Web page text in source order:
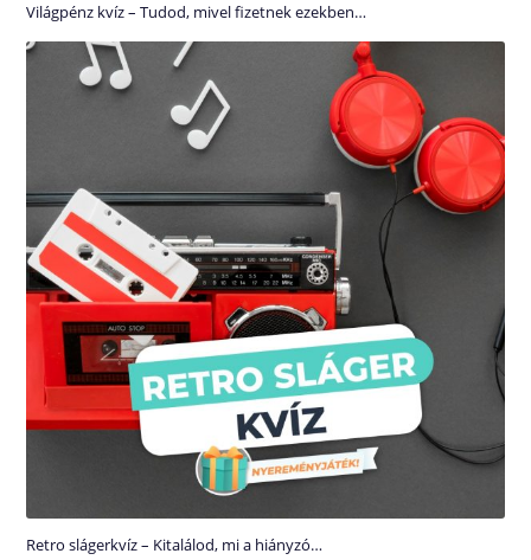
Világpénz kvíz – Tudod, mivel fizetnek ezekben…
Retro slágerkvíz – Kitalálod, mi a hiányzó…